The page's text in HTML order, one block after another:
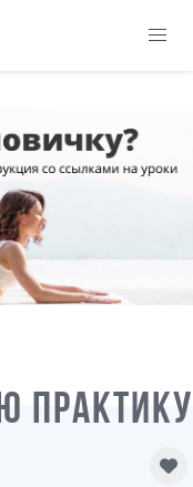
ПРАКТИКУ